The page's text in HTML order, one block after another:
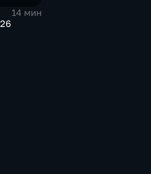
14 мин